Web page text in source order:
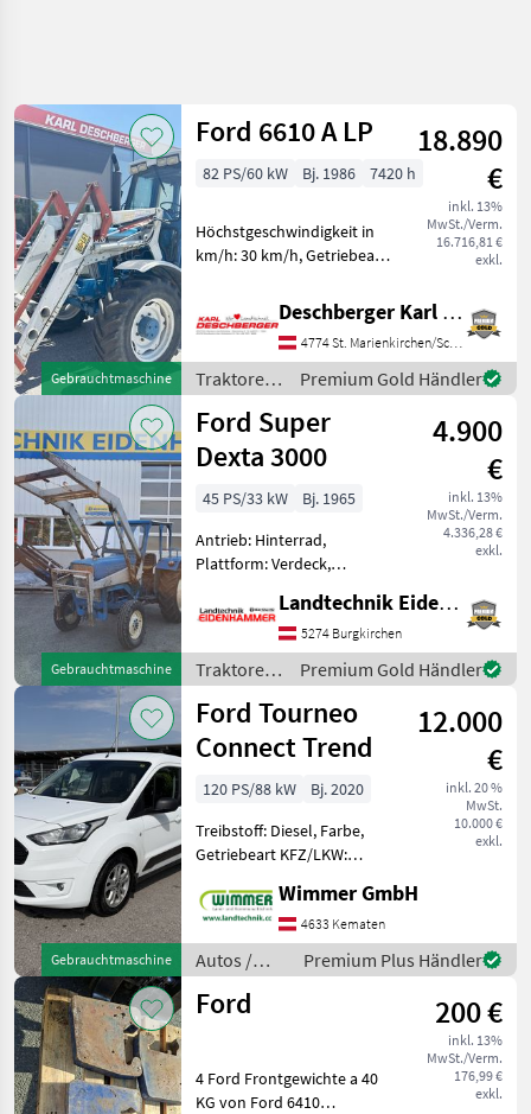
Gebrauchtmaschine
Ford 6610 A LP
18.890
€
inkl. 13%
MwSt./Verm.
16.716,81 €
exkl.
82 PS/60 kW Bj. 1986 7420 h
Höchstgeschwindigkeit in
km/h: 30 km/h, Getriebeart
Schaltgetriebe, Antrieb:
Allrad, Plattform: Kabine,
Anhängevorrichtung:
manuell, Oberlenker
hinten: mech
Deschberger Karl Landtechnik GesmbH & Co KG
4774 St. Marienkirchen/Schärding
Traktoren
/ Ford
Premium Gold Händler
Gebrauchtmaschine
Ford Super
Dexta 3000
4.900
€
inkl. 13%
MwSt./Verm.
4.336,28 €
exkl.
45 PS/33 kW
Bj. 1965
Antrieb: Hinterrad,
Plattform: Verdeck,
Höchstgeschwindigkeit in
km/h: 25 km/h,
Bolzengröße
Anhängevorrichtung (mm):
32mm, Kreuzsteuerhebel:
mech
Landtechnik Eidenhammer GmbH
5274 Burgkirchen
Traktoren
/ Ford
Premium Gold Händler
Gebrauchtmaschine
Ford Tourneo
Connect Trend
12.000
€
inkl. 20 %
MwSt.
10.000 €
exkl.
120 PS/88 kW
Bj. 2020
Treibstoff: Diesel, Farbe,
Getriebeart KFZ/LKW:
Diesel, Airbag Der
gebrauchte Ford Tourneo
Connect Trend L1H1 2, 2 t
überzeugt durch seine hoh
Wimmer GmbH
4633 Kematen
Autos /
Motorräder
/ Ford
Premium Plus Händler
Ford 200 €
inkl. 13%
MwSt./Verm.
176,99 €
exkl.
4 Ford Frontgewichte a 40
KG von Ford 6410